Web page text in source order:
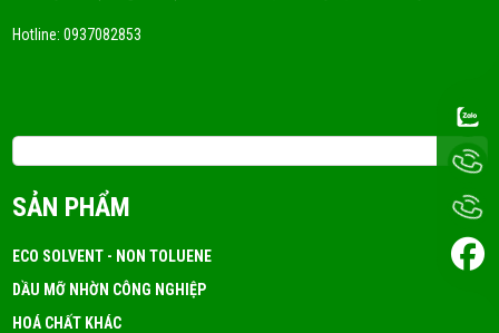
FRI 05, 2026
Dung Môi A150 Là Gì? Ứng Dụng!
Hotline: 0937082853
SẢN PHẨM
ECO SOLVENT - NON TOLUENE
DẦU MỠ NHỜN CÔNG NGHIỆP
HOÁ CHẤT KHÁC